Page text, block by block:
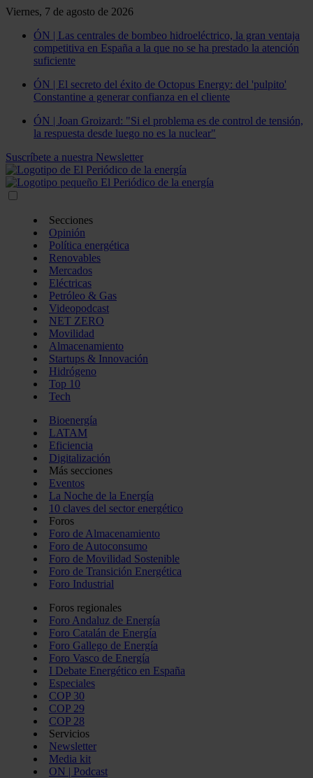
Viernes, 7 de agosto de 2026
ÓN | Las centrales de bombeo hidroeléctrico, la gran ventaja
competitiva en España a la que no se ha prestado la atención
suficiente
ÓN | El secreto del éxito de Octopus Energy: del 'pulpito'
Constantine a generar confianza en el cliente
ÓN | Joan Groizard: "Si el problema es de control de tensión,
la respuesta desde luego no es la nuclear"
Suscríbete a nuestra Newsletter
Secciones
Opinión
Política energética
Renovables
Mercados
Eléctricas
Petróleo & Gas
Videopodcast
NET ZERO
Movilidad
Almacenamiento
Startups & Innovación
Hidrógeno
Top 10
Tech
Bioenergía
LATAM
Eficiencia
Digitalización
Más secciones
Eventos
La Noche de la Energía
10 claves del sector energético
Foros
Foro de Almacenamiento
Foro de Autoconsumo
Foro de Movilidad Sostenible
Foro de Transición Energética
Foro Industrial
Foros regionales
Foro Andaluz de Energía
Foro Catalán de Energía
Foro Gallego de Energía
Foro Vasco de Energía
I Debate Energético en España
Especiales
COP 30
COP 29
COP 28
Servicios
Newsletter
Media kit
ON | Podcast